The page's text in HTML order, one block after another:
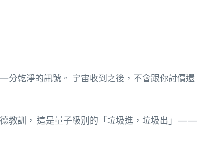
分乾淨的訊號。 宇宙收到之後，不會跟你討價還
德教訓， 這是量子級別的「垃圾進，垃圾出」——